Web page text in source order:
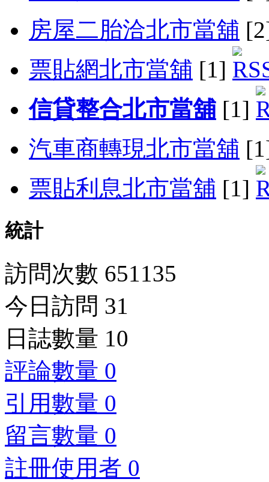
房屋二胎洽北市當舖
票貼網北市當舖 [1]
信貸整合北市當舖 [1]
汽車商轉現北市當舖
票貼利息北市當舖 [1]
統計
訪問次數 651135
今日訪問 31
日誌數量 10
評論數量 0
引用數量 0
留言數量 0
註冊使用者 0